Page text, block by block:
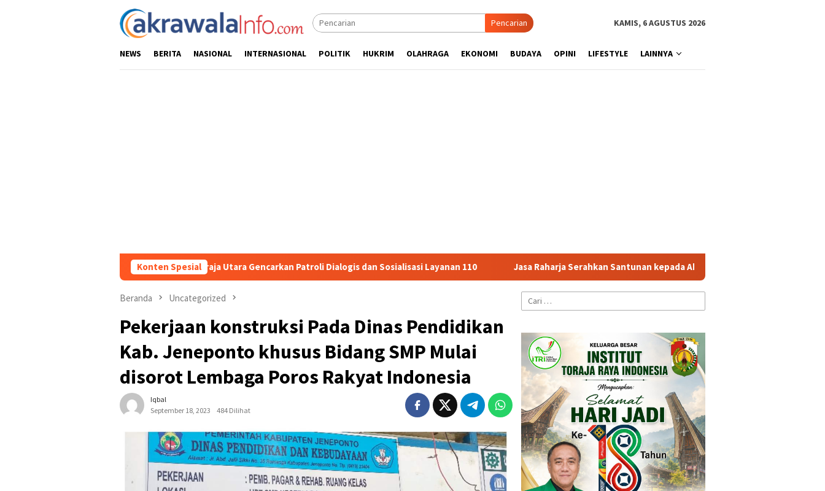
Pencarian KAMIS, 6 AGUSTUS 2026
NEWS BERITA NASIONAL INTERNASIONAL POLITIK HUKRIM OLAHRAGA EKONOMI BUDAYA OPINI LIFESTYLE LAINNYA
Konten Spesial
Samapta Polres Toraja Utara Gencarkan Patroli Dialogis dan Sosialisasi Layanan 110 Jasa Raharja Serahkan Santunan kepada Ahli Waris Korban Kebakaran KM Mutiara Sentosa II
Beranda Uncategorized
Pekerjaan konstruksi Pada Dinas Pendidikan
Kab. Jeneponto khusus Bidang SMP Mulai
disorot Lembaga Poros Rakyat Indonesia
Iqbal
September 18, 2023
484 Dilihat
Cari
untuk: